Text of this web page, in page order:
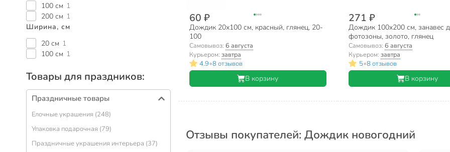
100 см 1
200 см 1
Ширина, см
20 см 1
100 см 1
Товары для праздников:
Праздничные товары
Елочные украшения (248)
Упаковка подарочная (79)
Праздничные украшения интерьера (37)
60 ₽
Дождик 20х100 см, красный, глянец, 20-
100
Самовывоз: 6 августа
Курьером: завтра
4.9•8 отзывов
В корзину
271 ₽
Дождик 100х200 см, занавес
фотозоны, золото, глянец
Самовывоз: 6 августа
Курьером: завтра
5•8 отзывов
В корзину
Отзывы покупателей: Дождик новогодний